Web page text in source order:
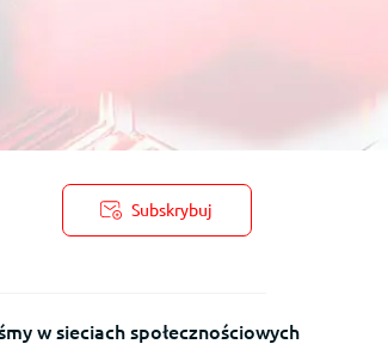
Subskrybuj
w sieciach społecznościowych